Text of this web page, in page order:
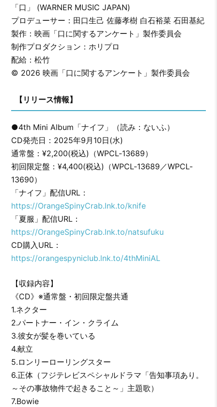
「口」 (WARNER MUSIC JAPAN)
プロデューサー：田口生己 佐藤孝樹 白石裕菜 石田基紀
製作：映画「口に関するアンケート」製作委員会
制作プロダクション：ホリプロ
配給：松竹
© 2026 映画「口に関するアンケート」製作委員会
【リリース情報】
●4th Mini Album「ナイフ」（読み：ないふ）
CD発売日：2025年9月10日(水)
通常盤：¥2,200(税込)（WPCL-13689）
初回限定盤：¥4,400(税込)（WPCL-13689／WPCL-
13690）
「ナイフ」配信URL：
https://OrangeSpinyCrab.lnk.to/knife
「夏服」配信URL：
https://OrangeSpinyCrab.lnk.to/natsufuku
CD購入URL：
https://orangespyniclub.lnk.to/4thMiniAL
【収録内容】
《CD》※通常盤・初回限定盤共通
1.ネクター
2.パートナー・イン・クライム
3.彼女が髪を巻いている
4.献立
5.ロンリーローリングスター
6.正体（フジテレビスペシャルドラマ「告知事項あり。
～その事故物件で起きること～」主題歌）
7.Bowie